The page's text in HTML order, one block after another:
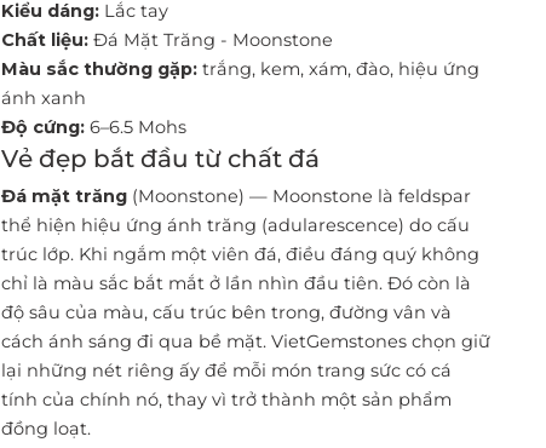
Kiểu dáng: Lắc tay
Chất liệu: Đá Mặt Trăng - Moonstone
Màu sắc thường gặp: trắng, kem, xám, đào, hiệu ứng
ánh xanh
Độ cứng: 6–6.5 Mohs
Vẻ đẹp bắt đầu từ chất đá
Đá mặt trăng (Moonstone) — Moonstone là feldspar
thể hiện hiệu ứng ánh trăng (adularescence) do cấu
trúc lớp. Khi ngắm một viên đá, điều đáng quý không
chỉ là màu sắc bắt mắt ở lần nhìn đầu tiên. Đó còn là
độ sâu của màu, cấu trúc bên trong, đường vân và
cách ánh sáng đi qua bề mặt. VietGemstones chọn giữ
lại những nét riêng ấy để mỗi món trang sức có cá
tính của chính nó, thay vì trở thành một sản phẩm
đồng loạt.